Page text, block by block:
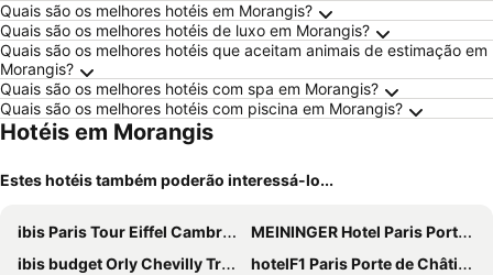
Quais são os melhores hotéis em Morangis?
Quais são os melhores hotéis de luxo em Morangis?
Quais são os melhores hotéis que aceitam animais de estimação em
Morangis?
Quais são os melhores hotéis com spa em Morangis?
Quais são os melhores hotéis com piscina em Morangis?
Hotéis em Morangis
Estes hotéis também poderão interessá-lo...
ibis Paris Tour Eiffel Cambronne 15ème
MEININGER Hotel Paris Porte De Vincennes
ibis budget Orly Chevilly Tram 7
hotelF1 Paris Porte de Châtillon